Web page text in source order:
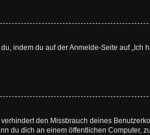
indem du auf der Anmelde-Seite auf „Ich
den Missbrauch deines
du dich an einem öffentlichen Computer,